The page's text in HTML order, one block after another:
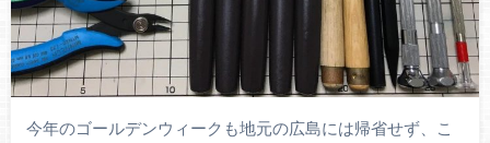
今年のゴールデンウィークも地元の広島には帰省せず、こ